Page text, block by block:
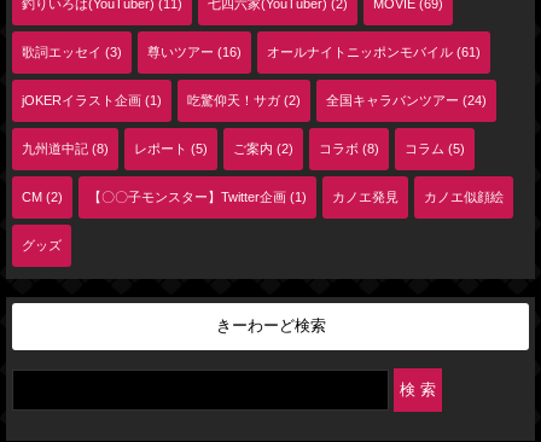
釣りいろは(YouTuber) (11) 七四六家(YouTuber) (2) MOVIE (69)
歌詞エッセイ (3) 尊いツアー (16) オールナイトニッポンモバイル (61)
jOKERイラスト企画 (1) 吃驚仰天！サガ (2) 全国キャラバンツアー (24)
九州道中記 (8) レポート (5) ご案内 (2) コラボ (8) コラム (5)
CM (2) 【〇〇子モンスター】Twitter企画 (1) カノエ発見 カノエ似顔絵
グッズ
きーわーど検索